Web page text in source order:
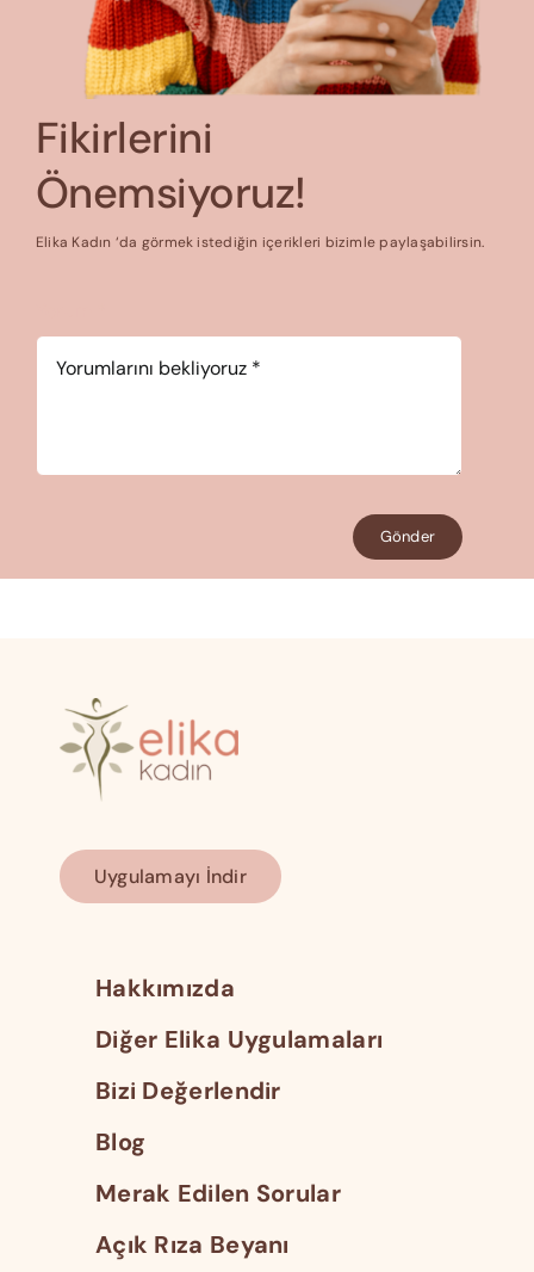
Fikirlerini
Önemsiyoruz!
Elika Kadın ‘da görmek istediğin içerikleri bizimle paylaşabilirsin.
Gönder
Uygulamayı İndir
Hakkımızda
Diğer Elika Uygulamaları
Bizi Değerlendir
Blog
Merak Edilen Sorular
Açık Rıza Beyanı